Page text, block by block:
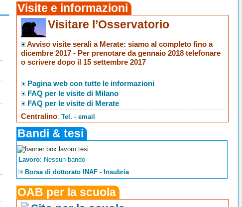
Visite e informazioni
Visitare l’Osservatorio
Avviso visite serali a Merate: siamo al completo fino a
dicembre 2017 - Per prenotare da gennaio 2018 telefonare
o scrivere dopo il 15 settembre 2017
Pagina web con tutte le informazioni
FAQ per le visite di Milano
FAQ per le visite di Merate
Centralino:Tel. - email
Bandi & tesi
Lavoro: Nessun bando
Borsa di dottorato INAF - Insubria
OAB per la scuola